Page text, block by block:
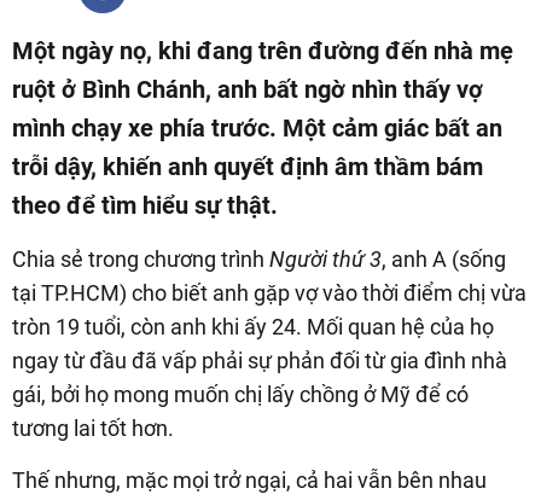
Một ngày nọ, khi đang trên đường đến nhà mẹ
ruột ở Bình Chánh, anh bất ngờ nhìn thấy vợ
mình chạy xe phía trước. Một cảm giác bất an
trỗi dậy, khiến anh quyết định âm thầm bám
theo để tìm hiểu sự thật.
Chia sẻ trong chương trình Người thứ 3, anh A (sống
tại TP.HCM) cho biết anh gặp vợ vào thời điểm chị vừa
tròn 19 tuổi, còn anh khi ấy 24. Mối quan hệ của họ
ngay từ đầu đã vấp phải sự phản đối từ gia đình nhà
gái, bởi họ mong muốn chị lấy chồng ở Mỹ để có
tương lai tốt hơn.
Thế nhưng, mặc mọi trở ngại, cả hai vẫn bên nhau